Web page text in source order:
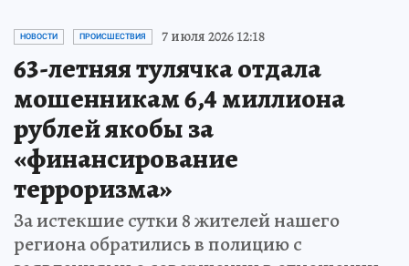
НОВОСТИ ПРОИСШЕСТВИЯ 7 июля 2026 12:18
63-летняя тулячка отдала
мошенникам 6,4 миллиона
рублей якобы за
«финансирование
терроризма»
За истекшие сутки 8 жителей нашего
региона обратились в полицию с